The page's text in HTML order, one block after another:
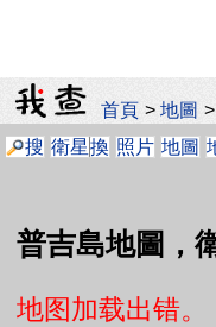
首頁 >地圖
搜 衛星換 照片 地圖
普吉島地圖，
地图加载出错。